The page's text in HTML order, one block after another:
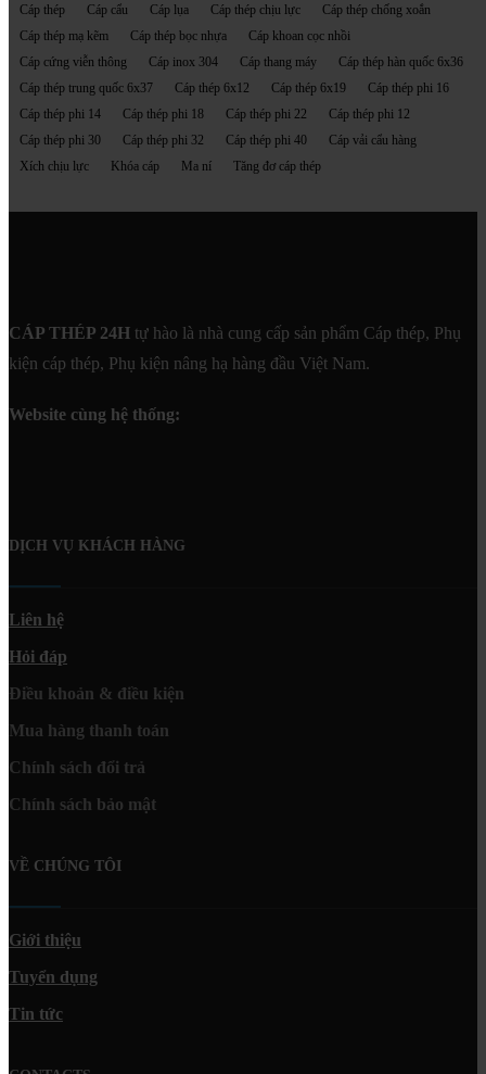
Cáp thép Cáp cẩu Cáp lụa Cáp thép chịu lực
Cáp thép chống xoắn
Cáp thép mạ kẽm
Cáp thép bọc nhựa
Cáp khoan cọc nhồi
Cáp cứng viễn thông
Cáp inox 304 Cáp thang máy
Cáp thép hàn quốc 6x36
Cáp thép trung quốc 6x37
Cáp thép 6x12 Cáp thép 6x19
Cáp thép phi 16
Cáp thép phi 14
Cáp thép phi 18 Cáp thép phi 22
Cáp thép phi 12
Cáp thép phi 30
Cáp thép phi 32 Cáp thép phi 40
Cáp vải cẩu hàng
Xích chịu lực
Khóa cáp Ma ní Tăng đơ cáp thép
CÁP THÉP 24H tự hào là nhà cung cấp sản phẩm Cáp thép, Phụ
kiện cáp thép, Phụ kiện nâng hạ hàng đầu Việt Nam.
Website cùng hệ thống:
DỊCH VỤ KHÁCH HÀNG
Liên hệ
Hỏi đáp
Điều khoản & điều kiện
Mua hàng thanh toán
Chính sách đổi trả
Chính sách bảo mật
VỀ CHÚNG TÔI
Giới thiệu
Tuyển dụng
Tin tức